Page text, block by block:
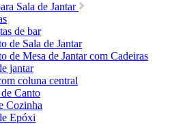
Sala de Jantar
de bar
de Sala de Jantar
de Mesa de Jantar com Cadeiras
jantar
coluna central
Canto
Cozinha
Epóxi